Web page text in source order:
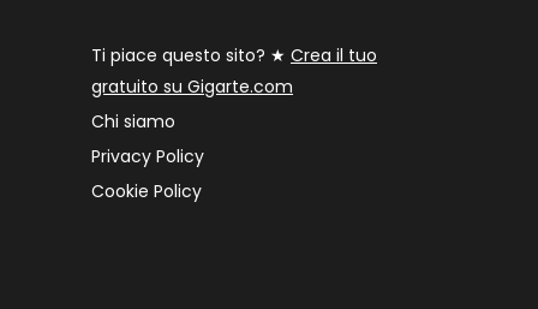
Ti piace questo sito? ★ Crea il tuo
gratuito su Gigarte.com
Chi siamo
Privacy Policy
Cookie Policy